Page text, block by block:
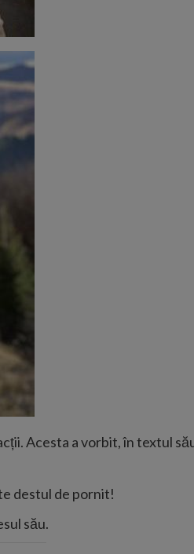
Acesta a vorbit, în textul
destul de pornit!
său.